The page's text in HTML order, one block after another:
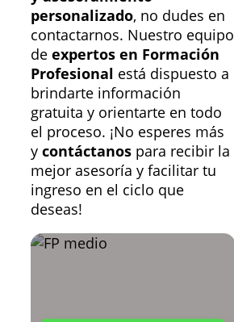
personalizado, no dudes en
contactarnos. Nuestro equipo
de expertos en Formación
Profesional está dispuesto a
brindarte información
gratuita y orientarte en todo
el proceso. ¡No esperes más
y contáctanos para recibir la
mejor asesoría y facilitar tu
ingreso en el ciclo que
deseas!